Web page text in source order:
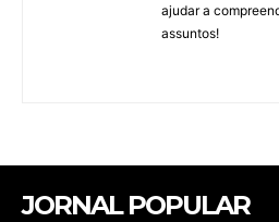
ajudar a
assuntos!
JORNAL POPULAR